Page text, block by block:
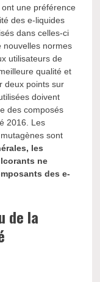
une préférence
des e-liquides
dans celles-ci
nouvelles normes
utilisateurs de
qualité et
deux points sur
doivent
des composés
2016. Les
sont
les
ne
des e-
de la